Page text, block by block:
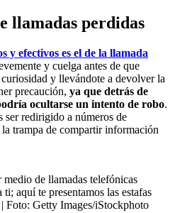
llamadas perdidas
y efectivos es el de la llamada
y cuelga antes de que
y llevándote a devolver la
precaución, ya que detrás de
ocultarse un intento de robo.
redirigido a números de
trampa de compartir información
de llamadas telefónicas
aquí te presentamos las estafas
| Foto: Getty Images/iStockphoto